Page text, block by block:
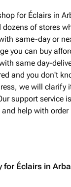
отвечала на все
мне полное
В итоге
чем я могла
вкусный
красивая
трогательное -
аккуратно
это самое
хотите
for Éclairs in
of stores
same-day or
you can buy
same day-
and you don't
we will clarify
support service
help with
for Éclairs in